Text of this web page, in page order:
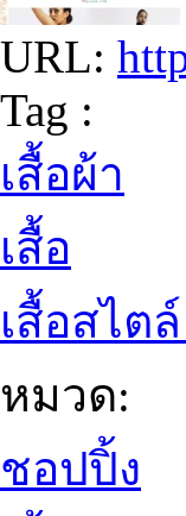
URL:
Tag :
เสื้อผ้า
เสื้อ
เสื้อสไต
หมวด:
ชอปปิ้ง